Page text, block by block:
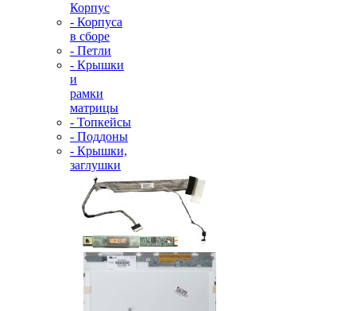
Корпус
- Корпуса
в сборе
- Петли
- Крышки
и
рамки
матрицы
- Топкейсы
- Поддоны
- Крышки,
заглушки